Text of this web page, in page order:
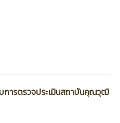
การตรวจประเมินสถาบันคุณวุฒิ